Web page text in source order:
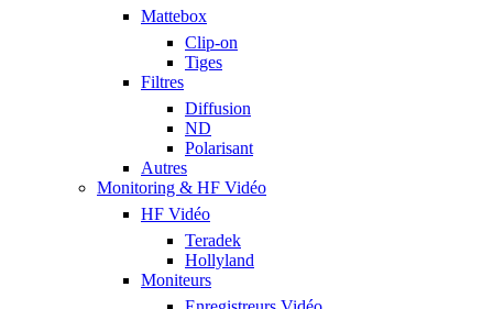
Mattebox
Clip-on
Tiges
Filtres
Diffusion
ND
Polarisant
Autres
Monitoring & HF Vidéo
HF Vidéo
Teradek
Hollyland
Moniteurs